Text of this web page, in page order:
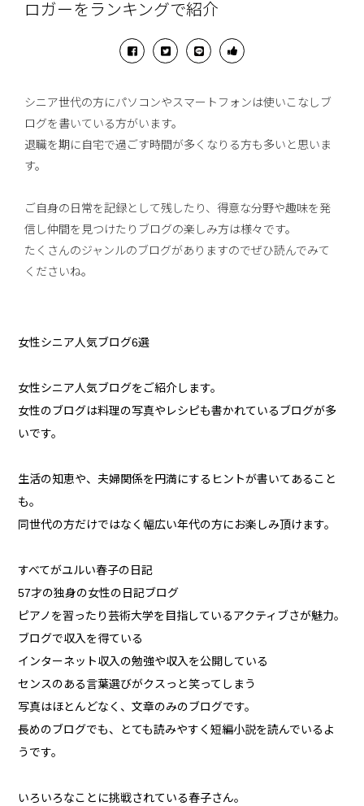
ロガーをランキングで紹介
シニア世代の方にパソコンやスマートフォンは使いこなしブ
ログを書いている方がいます。
退職を期に自宅で過ごす時間が多くなりる方も多いと思いま
す。
ご自身の日常を記録として残したり、得意な分野や趣味を発
信し仲間を見つけたりブログの楽しみ方は様々です。
たくさんのジャンルのブログがありますのでぜひ読んでみて
くださいね。
女性シニア人気ブログ6選
女性シニア人気ブログをご紹介します。
女性のブログは料理の写真やレシピも書かれているブログが多
いです。
生活の知恵や、夫婦関係を円満にするヒントが書いてあること
も。
同世代の方だけではなく幅広い年代の方にお楽しみ頂けます。
すべてがユルい春子の日記
57才の独身の女性の日記ブログ
ピアノを習ったり芸術大学を目指しているアクティブさが魅力。
ブログで収入を得ている
インターネット収入の勉強や収入を公開している
センスのある言葉選びがクスっと笑ってしまう
写真はほとんどなく、文章のみのブログです。
長めのブログでも、とても読みやすく短編小説を読んでいるよ
うです。
いろいろなことに挑戦されている春子さん。